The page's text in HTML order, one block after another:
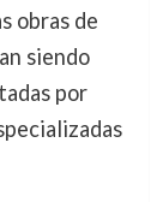
obras de
siendo
por